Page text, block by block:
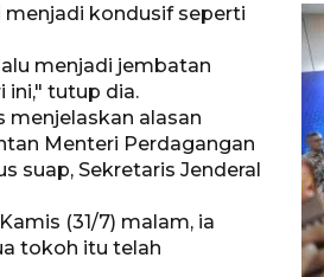
kondusif seperti
menjadi jembatan
ini," tutup dia.
menjelaskan alasan
Menteri Perdagangan
suap, Sekretaris Jenderal
(31/7) malam, ia
tokoh itu telah